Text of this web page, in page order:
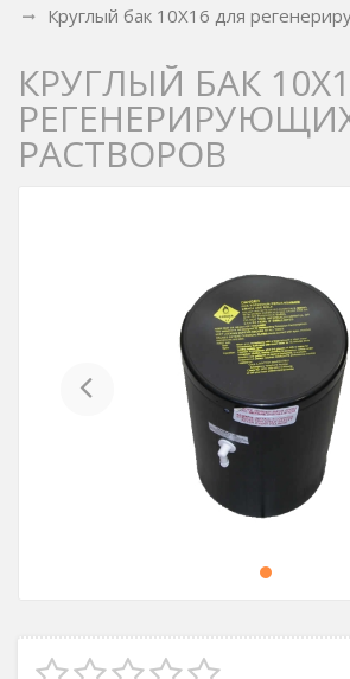
Круглый бак 10X16 для
КРУГЛЫЙ БАК
РАСТВОРОВ
Previous